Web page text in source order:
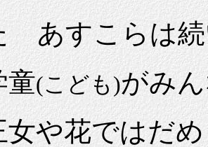
こらは続い
(こども)がみ
ではだめ